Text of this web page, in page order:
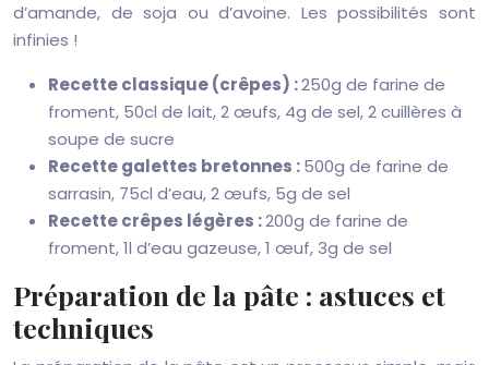
d’amande, de soja ou d’avoine. Les possibilités sont
infinies !
Recette classique (crêpes) :250g de farine de
froment, 50cl de lait, 2 œufs, 4g de sel, 2 cuillères à
soupe de sucre
Recette galettes bretonnes :500g de farine de
sarrasin, 75cl d’eau, 2 œufs, 5g de sel
Recette crêpes légères :200g de farine de
froment, 1l d’eau gazeuse, 1 œuf, 3g de sel
Préparation de la pâte : astuces et
techniques